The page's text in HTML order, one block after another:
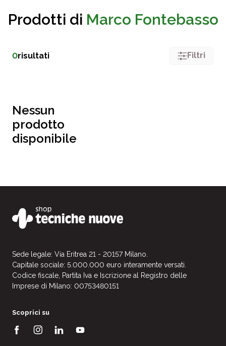
Prodotti di Marco Fontebasso
0risultati Filtri
Nessun
prodotto
disponibile
Sede legale: Via Eritrea 21 - 20157 Milano.
Capitale sociale: 5.000.000 euro interamente versati.
Codice fiscale, Partita Iva e Iscrizione al Registro delle
Imprese di Milano: 00753480151
Scoprici su